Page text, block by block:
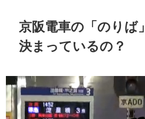
京阪電車の「のりば
決まっているの？